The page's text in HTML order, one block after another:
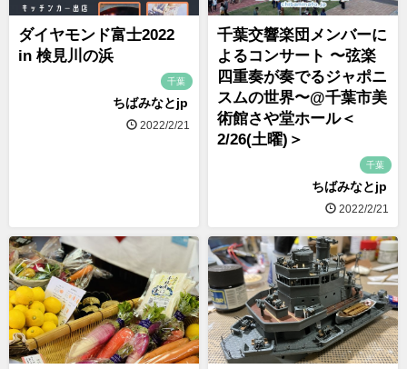
ダイヤモンド富士2022
in 検見川の浜
千葉
ちばみなとjp
2022/2/21
千葉交響楽団メンバーに
よるコンサート 〜弦楽
四重奏が奏でるジャポニ
スムの世界〜@千葉市美
術館さや堂ホール＜
2/26(土曜)＞
千葉
ちばみなとjp
2022/2/21